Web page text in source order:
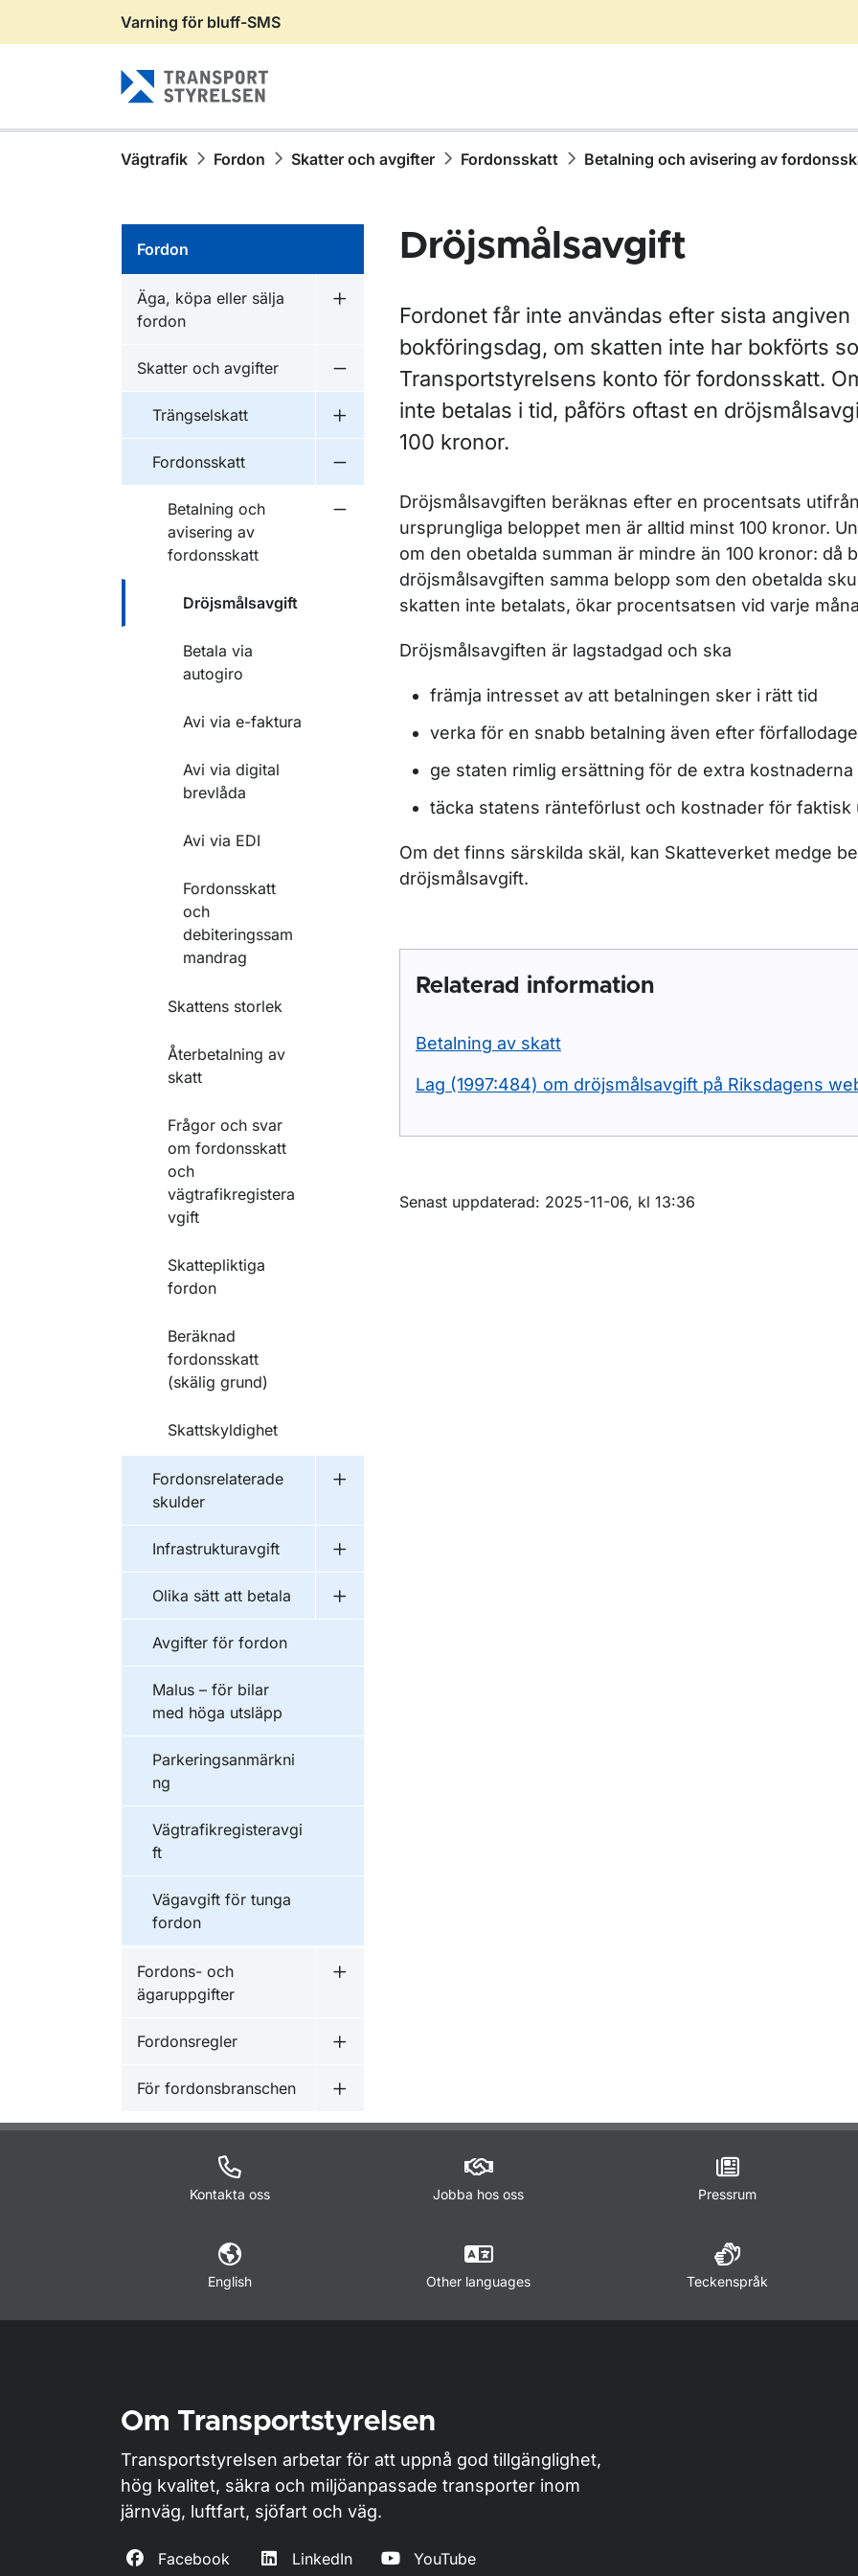
Gå till sidans innehåll
Varning för bluff-SMS
Vägtrafik Fordon Skatter och avgifter Fordonsskatt Betalning och avisering av
Fordon
Äga, köpa eller sälja
fordon
Undermeny för Äga, köpa eller sälja fordon
Skatter och avgifter
Undermeny för Skatter och avgifter
Trängselskatt
Undermeny för Trängselskatt
Fordonsskatt
Betalning och
avisering av
fordonsskatt
Undermeny för Betalning och avisering av fordonsskatt
Dröjsmålsavgift
Betala via
autogiro
Avi via e-faktura
Avi via digital
brevlåda
Avi via EDI
Fordonsskatt
och
debiteringssam
mandrag
Skattens storlek
Återbetalning av
skatt
Frågor och svar
om fordonsskatt
och
vägtrafikregistera
vgift
Skattepliktiga
fordon
Beräknad
fordonsskatt
(skälig grund)
Skattskyldighet
Fordonsrelaterade
skulder
Undermeny för Fordonsrelaterade skulder
Infrastrukturavgift
Undermeny för Infrastrukturavgift
Olika sätt att betala
Undermeny för Olika sätt att betala
Avgifter för fordon
Malus – för bilar
med höga utsläpp
Parkeringsanmärkni
ng
Vägtrafikregisteravgi
ft
Vägavgift för tunga
fordon
Fordons- och
ägaruppgifter
Undermeny för Fordons- och ägaruppgifter
Fordonsregler
Undermeny för Fordonsregler
För fordonsbranschen
Undermeny för För fordonsbranschen
Dröjsmålsavgift
Fordonet får inte användas efter sista angiven
bokföringsdag, om skatten inte har bokförts
Transportstyrelsens konto för fordonsskatt.
inte betalas i tid, påförs oftast en
100 kronor.
Dröjsmålsavgiften beräknas efter en procentsats
ursprungliga beloppet men är alltid minst 100 kronor.
om den obetalda summan är mindre än 100 kronor: då
dröjsmålsavgiften samma belopp som den obetalda
skatten inte betalats, ökar procentsatsen vid varje
Dröjsmålsavgiften är lagstadgad och ska
främja intresset av att betalningen sker i rätt tid
verka för en snabb betalning även efter
ge staten rimlig ersättning för de extra kostnaderna
täcka statens ränteförlust och kostnader för faktisk
Om det finns särskilda skäl, kan Skatteverket medge
dröjsmålsavgift.
Relaterad information
Betalning av skatt
Lag (1997:484) om dröjsmålsavgift på Riksdagens
Om sidan
Senast uppdaterad: 2025-11-06, kl 13:36
Kontakta oss Jobba hos oss Pressrum
English Other languages Teckenspråk
Om Transportstyrelsen
Transportstyrelsen arbetar för att uppnå god tillgänglighet,
hög kvalitet, säkra och miljöanpassade transporter inom
järnväg, luftfart, sjöfart och väg.
Facebook LinkedIn YouTube